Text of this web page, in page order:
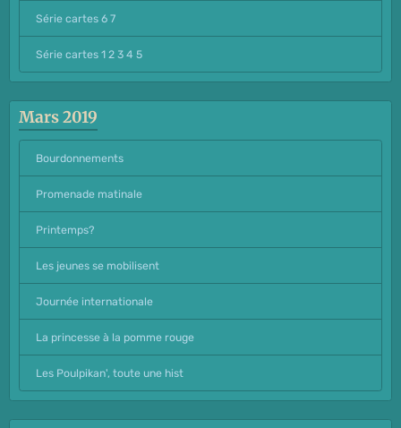
Série cartes 6 7
Série cartes 1 2 3 4 5
Mars 2019
Bourdonnements
Promenade matinale
Printemps?
Les jeunes se mobilisent
Journée internationale
La princesse à la pomme rouge
Les Poulpikan', toute une hist